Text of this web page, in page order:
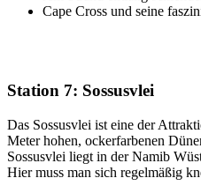
Cape Cross und seine
Station 7: Sossusvlei
Das Sossusvlei ist eine der
Meter hohen, ockerfarbenen
Sossusvlei liegt in der Namib
Hier muss man sich regelmäßig